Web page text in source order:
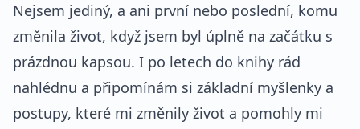
Nejsem jediný, a ani první nebo poslední, komu
změnila život, když jsem byl úplně na začátku s
prázdnou kapsou. I po letech do knihy rád
nahlédnu a připomínám si základní myšlenky a
postupy, které mi změnily život a pomohly mi